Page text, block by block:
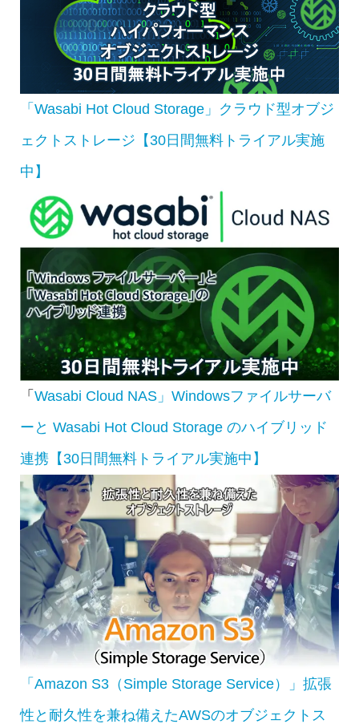
「Wasabi Hot Cloud Storage」クラウド型オブジ
ェクトストレージ【30日間無料トライアル実施
中】
「 Wasabi Cloud NAS」Windowsファイルサーバ
ーと Wasabi Hot Cloud Storage のハイブリッド
連携【30日間無料トライアル実施中】
「Amazon S3（Simple Storage Service）」拡張
性と耐久性を兼ね備えたAWSのオブジェクトス